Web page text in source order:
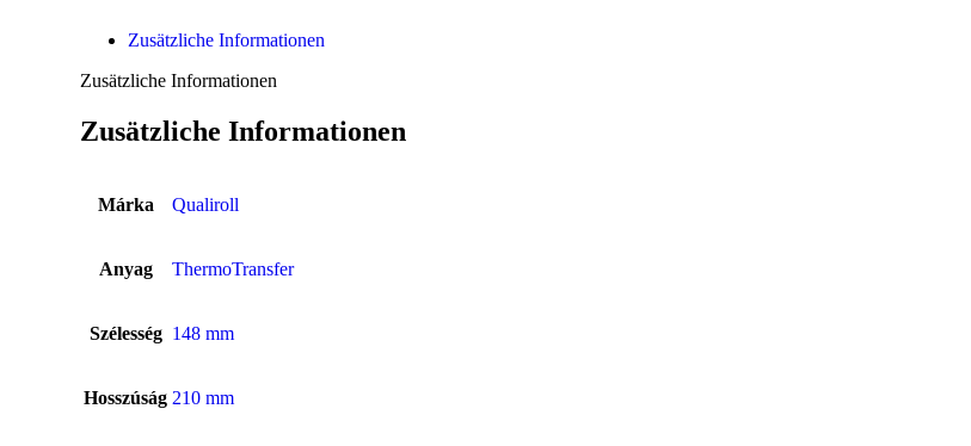
Zusätzliche Informationen
Zusätzliche Informationen
Zusätzliche Informationen
Márka Qualiroll
Anyag ThermoTransfer
Szélesség 148 mm
Hosszúság 210 mm